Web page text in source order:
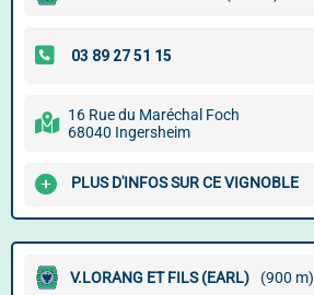
16 Rue du Maréchal Foch
68040 Ingersheim
PLUS D'INFOS SUR CE VIGNOBLE
V.LORANG ET FILS (EARL) (900 m)